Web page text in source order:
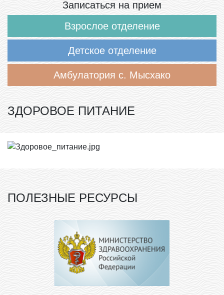
Записаться на прием
Взрослое отделение
Детское отделение
Амбулатория с. Мысхако
ЗДОРОВОЕ ПИТАНИЕ
ПОЛЕЗНЫЕ РЕСУРСЫ